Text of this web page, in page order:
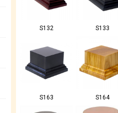
S132 S133
S163 S164